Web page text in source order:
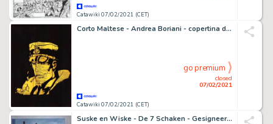
Catawiki 07/02/2021 (CET)
Corto Maltese - Andrea Boriani - copertina di libro vintage per contrabbaso - Loose page
Catawiki 07/02/2021 (CET)
closed
07/02/2021
go premium
Suske en Wiske - De 7 Schaken - Gesigneerd + opdrachttekening - Luxe, groot-formaat uitgave met bijlage - Hardcover - First edition - (1995)